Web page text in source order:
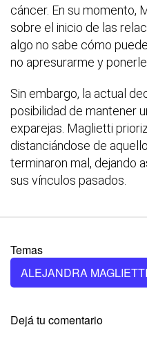
cáncer. En su momento,
sobre el inicio de las
algo no sabe cómo
no apresurarme y
Sin embargo, la actual
posibilidad de mantener
exparejas. Maglietti
distanciándose de
terminaron mal, dejando
sus vínculos pasados.
Temas
ALEJANDRA MAGLIETTI
Dejá tu comentario